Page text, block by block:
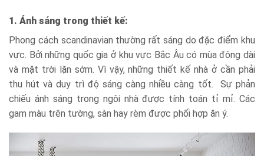
1. Ánh sáng trong thiết kế:
Phong cách scandinavian thường rất sáng do đặc điểm khu
vực. Bởi những quốc gia ở khu vực Bắc Âu có mùa đông dài
và mặt trời lặn sớm. Vì vậy, những thiết kế nhà ở cần phải
thu hút và duy trì độ sáng càng nhiều càng tốt. Sự phản
chiếu ánh sáng trong ngôi nhà được tính toán tỉ mỉ. Các
gam màu trên tường, sàn hay rèm được phối hợp ăn ý.